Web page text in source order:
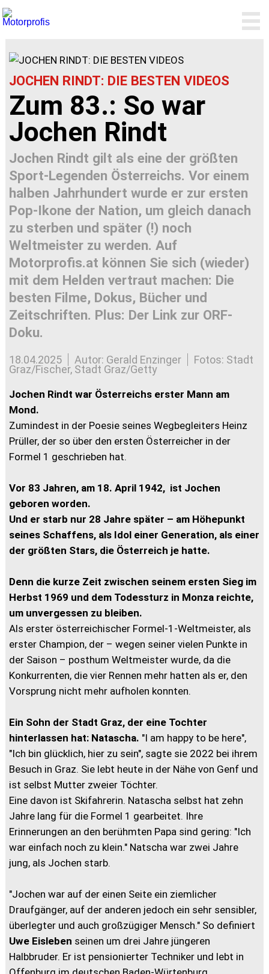
JOCHEN RINDT: DIE BESTEN VIDEOS
Zum 83.: So war
Jochen Rindt
Jochen Rindt gilt als eine der größten
Sport-Legenden Österreichs. Vor einem
halben Jahrhundert wurde er zur ersten
Pop-Ikone der Nation, um gleich danach
zu sterben und später (!) noch
Weltmeister zu werden. Auf
Motorprofis.at können Sie sich (wieder)
mit dem Helden vertraut machen: Die
besten Filme, Dokus, Bücher und
Zeitschriften. Plus: Der Link zur ORF-
Doku.
18.04.2025 Autor: Gerald Enzinger Fotos: Stadt
Graz/Fischer, Stadt Graz/Getty
Jochen Rindt war Österreichs erster Mann am
Mond.
Zumindest in der Poesie seines Wegbegleiters Heinz
Prüller, der so über den ersten Österreicher in der
Formel 1 geschrieben hat.
Vor 83 Jahren, am 18. April 1942, ist Jochen
geboren worden.
Und er starb nur 28 Jahre später – am Höhepunkt
seines Schaffens, als Idol einer Generation, als einer
der größten Stars, die Österreich je hatte.
Denn die kurze Zeit zwischen seinem ersten Sieg im
Herbst 1969 und dem Todessturz in Monza reichte,
um unvergessen zu bleiben.
Als erster österreichischer Formel-1-Weltmeister, als
erster Champion, der – wegen seiner vielen Punkte in
der Saison – posthum Weltmeister wurde, da die
Konkurrenten, die vier Rennen mehr hatten als er, den
Vorsprung nicht mehr aufholen konnten.
Ein Sohn der Stadt Graz, der eine Tochter
hinterlassen hat: Natascha. "I am happy to be here",
"Ich bin glücklich, hier zu sein", sagte sie 2022 bei ihrem
Besuch in Graz. Sie lebt heute in der Nähe von Genf und
ist selbst Mutter zweier Töchter.
Eine davon ist Skifahrerin. Natascha selbst hat zehn
Jahre lang für die Formel 1 gearbeitet. Ihre
Erinnerungen an den berühmten Papa sind gering: "Ich
war einfach noch zu klein." Natscha war zwei Jahre
jung, als Jochen starb.
"Jochen war auf der einen Seite ein ziemlicher
Draufgänger, auf der anderen jedoch ein sehr sensibler,
überlegter und auch großzügiger Mensch." So definiert
Uwe Eisleben seinen um drei Jahre jüngeren
Halbbruder. Er ist pensionierter Techniker und lebt in